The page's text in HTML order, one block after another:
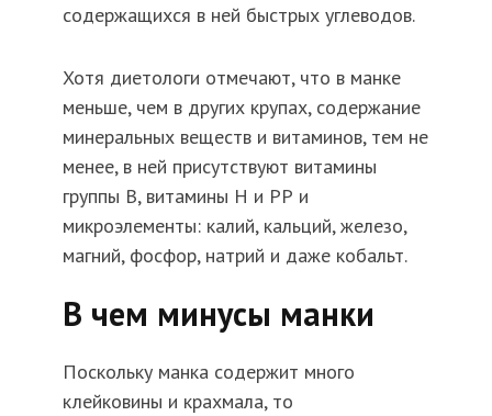
содержащихся в ней быстрых углеводов.
Хотя диетологи отмечают, что в манке
меньше, чем в других крупах, содержание
минеральных веществ и витаминов, тем не
менее, в ней присутствуют витамины
группы В, витамины Н и РР и
микроэлементы: калий, кальций, железо,
магний, фосфор, натрий и даже кобальт.
В чем минусы манки
Поскольку манка содержит много
клейковины и крахмала, то